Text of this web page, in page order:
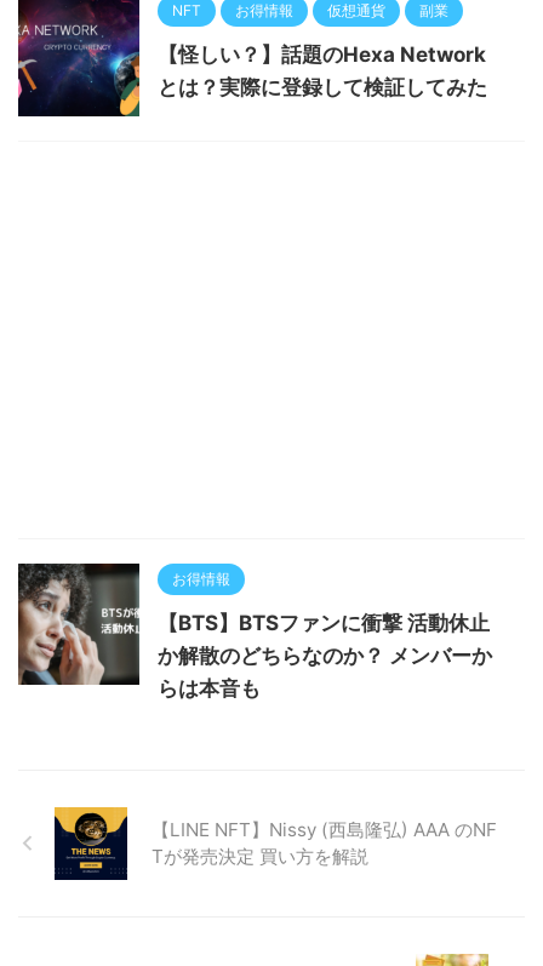
NFT お得情報 仮想通貨 副業
【怪しい？】話題のHexa Network
とは？実際に登録して検証してみた
お得情報
【BTS】BTSファンに衝撃 活動休止
か解散のどちらなのか？ メンバーか
らは本音も
【LINE NFT】Nissy (西島隆弘) AAA のNF
Tが発売決定 買い方を解説